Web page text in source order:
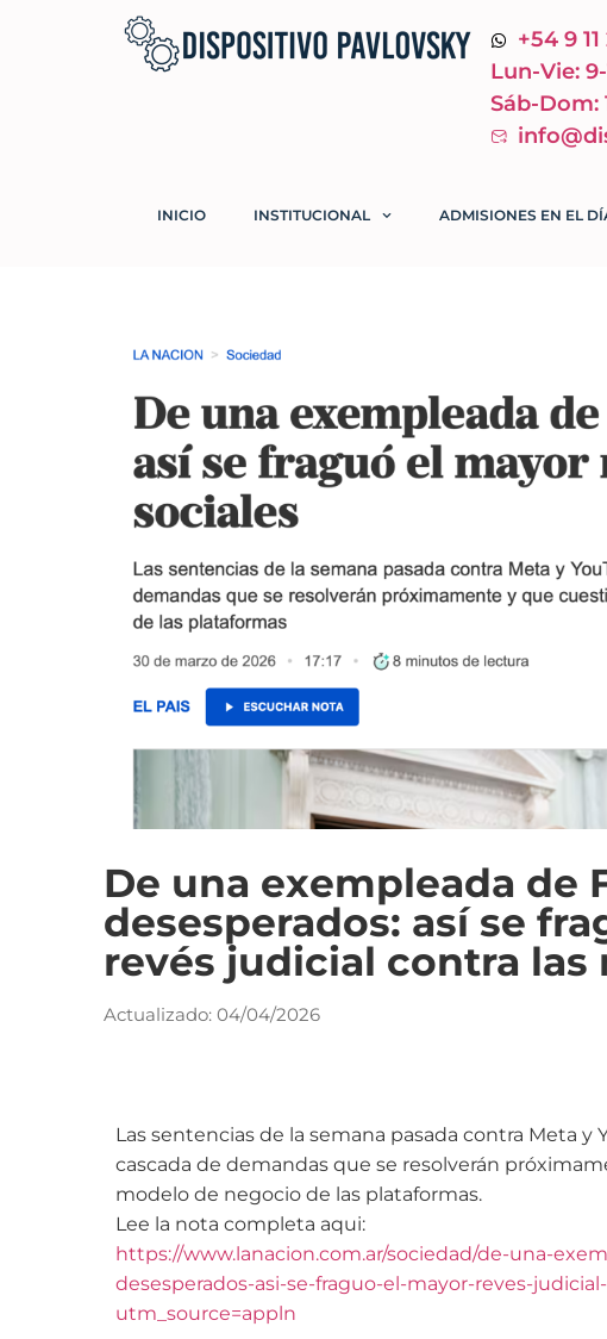
+54 9 11
Lun-Vie:
Sáb-Dom:
INICIO INSTITUCIONAL ADMISIONES EN EL
De una exempleada de
desesperados: así se
revés judicial contra las
Actualizado: 04/04/2026
Las sentencias de la semana pasada contra Meta y
cascada de demandas que se resolverán
modelo de negocio de las plataformas.
Lee la nota completa aqui:
https://www.lanacion.com.ar/sociedad/de-una-
desesperados-asi-se-fraguo-el-mayor-reves-
utm_source=appln